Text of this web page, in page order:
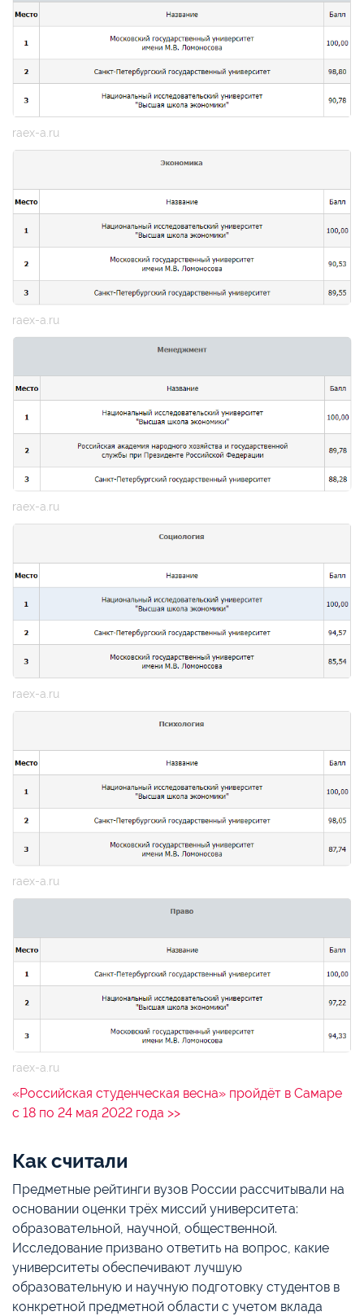
raex-a.ru
raex-a.ru
raex-a.ru
raex-a.ru
raex-a.ru
raex-a.ru
«Российская студенческая весна» пройдёт в Самаре
с 18 по 24 мая 2022 года >>
Как считали
Предметные рейтинги вузов России рассчитывали на
основании оценки трёх миссий университета:
образовательной, научной, общественной.
Исследование призвано ответить на вопрос, какие
университеты обеспечивают лучшую
образовательную и научную подготовку студентов в
конкретной предметной области с учетом вклада